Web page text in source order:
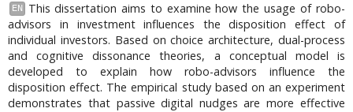
EN
This dissertation aims to examine how the usage of robo-
advisors in investment influences the disposition effect of
individual investors. Based on choice architecture, dual-process
and cognitive dissonance theories, a conceptual model is
developed to explain how robo-advisors influence the
disposition effect. The empirical study based on an experiment
demonstrates that passive digital nudges are more effective